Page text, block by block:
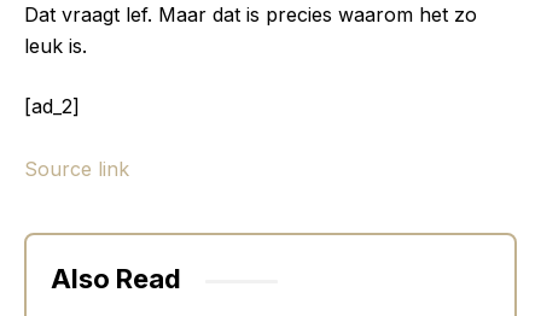
Dat vraagt lef. Maar dat is precies waarom het zo
leuk is.
[ad_2]
Source link
Also Read